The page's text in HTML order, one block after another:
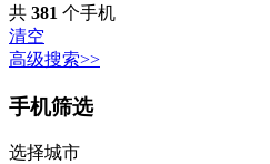
共 381 个手机
清空
高级搜索>>
手机筛选
选择城市